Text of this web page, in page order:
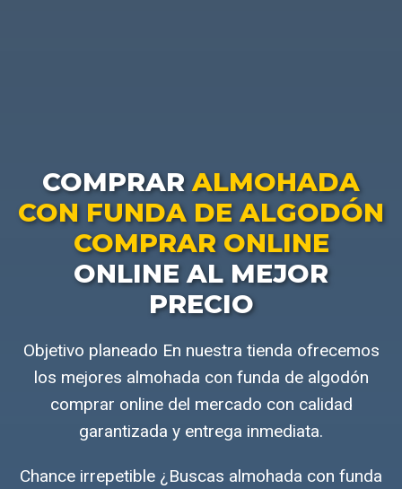
COMPRAR ALMOHADA
CON FUNDA DE ALGODÓN
COMPRAR ONLINE
ONLINE AL MEJOR
PRECIO
Objetivo planeado En nuestra tienda ofrecemos
los mejores almohada con funda de algodón
comprar online del mercado con calidad
garantizada y entrega inmediata.
Chance irrepetible ¿Buscas almohada con funda